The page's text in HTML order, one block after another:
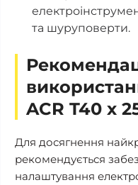
та шуруповерти.
ACR T40 х
Для досягнення
рекомендується
налаштування